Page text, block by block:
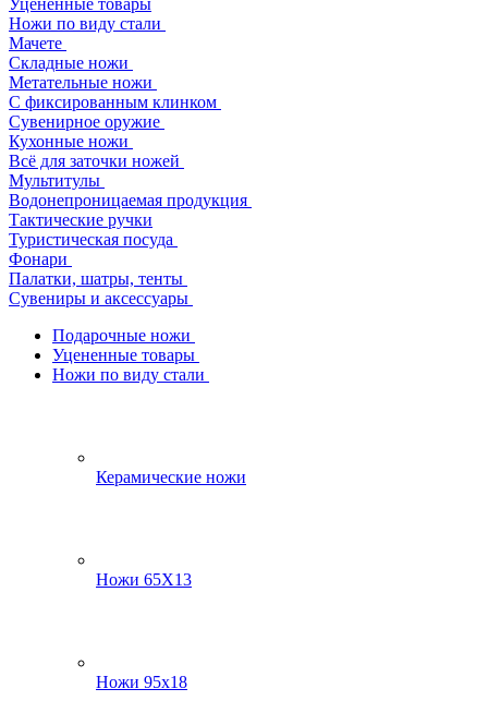
Уцененные товары
Ножи по виду стали
Мачете
Складные ножи
Метательные ножи
С фиксированным клинком
Сувенирное оружие
Кухонные ножи
Всё для заточки ножей
Мультитулы
Водонепроницаемая продукция
Тактические ручки
Туристическая посуда
Фонари
Палатки, шатры, тенты
Сувениры и аксессуары
Подарочные ножи
Уцененные товары
Ножи по виду стали
Керамические ножи
Ножи 65Х13
Ножи 95х18